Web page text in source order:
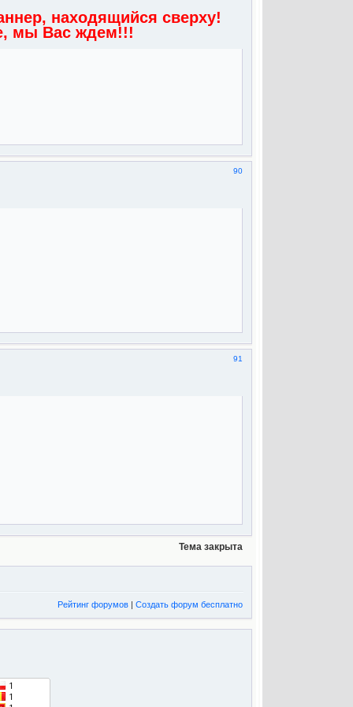
находящийся сверху!
мы Вас ждем!!!
90
91
Тема закрыта
Рейтинг форумов |Создать форум бесплатно